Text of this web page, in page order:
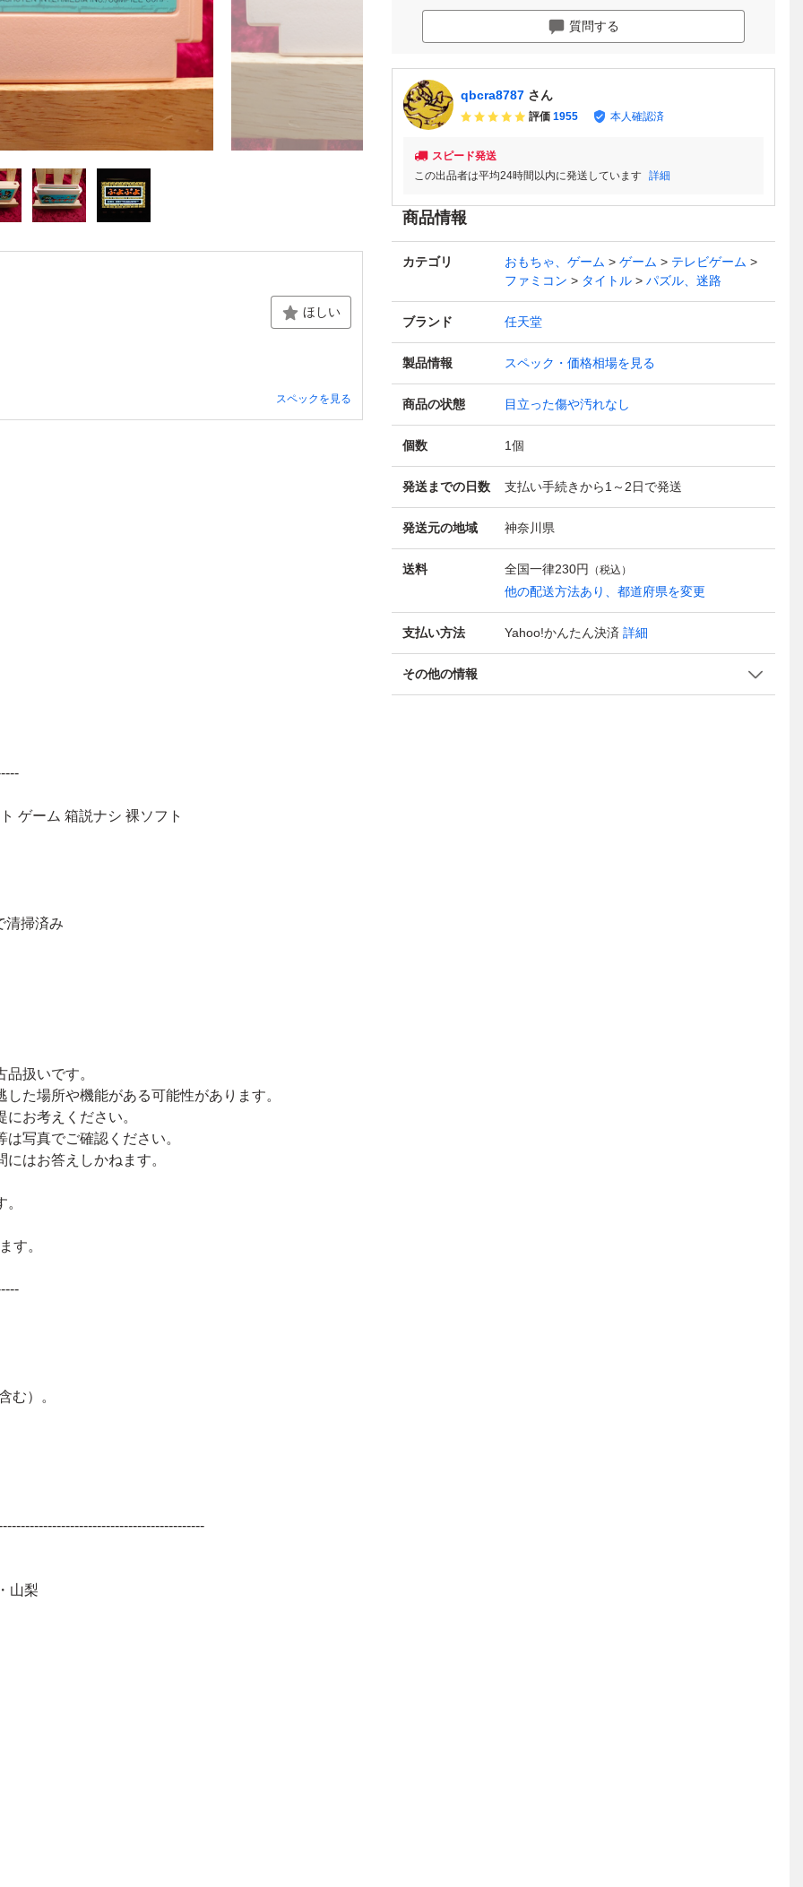
ほしい
スペックを見る
質問する
qbcra8787 さん
評価 1955 本人確認済
スピード発送
この出品者は平均24時間以内に発送しています 詳細
商品情報
カテゴリ おもちゃ、ゲーム ゲーム
テレビゲーム
ファミコン
タイトル パズル、迷路
ブランド 任天堂
製品情報 スペック・価格相場を見る
商品の状態 目立った傷や汚れなし
個数 1個
発送までの日数 支払い手続きから1～2日で発送
発送元の地域 神奈川県
送料 全国一律230円 （税込）
他の配送方法あり、都道府県を変更
支払い方法 Yahoo!かんたん決済 詳細
その他の情報